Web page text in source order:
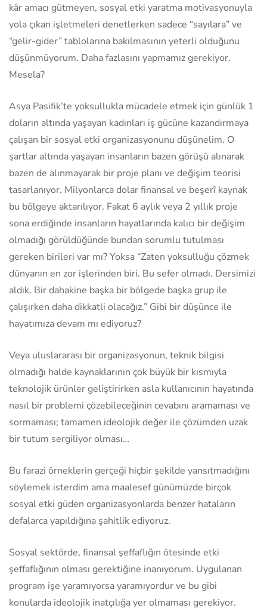
kâr amacı gütmeyen, sosyal etki yaratma motivasyonuyla
yola çıkan işletmeleri denetlerken sadece “sayılara” ve
“gelir-gider” tablolarına bakılmasının yeterli olduğunu
düşünmüyorum. Daha fazlasını yapmamız gerekiyor.
Mesela?
Asya Pasifik’te yoksullukla mücadele etmek için günlük 1
doların altında yaşayan kadınları iş gücüne kazandırmaya
çalışan bir sosyal etki organizasyonunu düşünelim. O
şartlar altında yaşayan insanların bazen görüşü alınarak
bazen de alınmayarak bir proje planı ve değişim teorisi
tasarlanıyor. Milyonlarca dolar finansal ve beşerî kaynak
bu bölgeye aktarılıyor. Fakat 6 aylık veya 2 yıllık proje
sona erdiğinde insanların hayatlarında kalıcı bir değişim
olmadığı görüldüğünde bundan sorumlu tutulması
gereken birileri var mı? Yoksa “Zaten yoksulluğu çözmek
dünyanın en zor işlerinden biri. Bu sefer olmadı. Dersimizi
aldık. Bir dahakine başka bir bölgede başka grup ile
çalışırken daha dikkatli olacağız.” Gibi bir düşünce ile
hayatımıza devam mı ediyoruz?
Veya uluslararası bir organizasyonun, teknik bilgisi
olmadığı halde kaynaklarının çok büyük bir kısmıyla
teknolojik ürünler geliştirirken asla kullanıcının hayatında
nasıl bir problemi çözebileceğinin cevabını aramaması ve
sormaması; tamamen ideolojik değer ile çözümden uzak
bir tutum sergiliyor olması…
Bu farazi örneklerin gerçeği hiçbir şekilde yansıtmadığını
söylemek isterdim ama maalesef günümüzde birçok
sosyal etki güden organizasyonlarda benzer hataların
defalarca yapıldığına şahitlik ediyoruz.
Sosyal sektörde, finansal şeffaflığın ötesinde etki
şeffaflığının olması gerektiğine inanıyorum. Uygulanan
program işe yaramıyorsa yaramıyordur ve bu gibi
konularda ideolojik inatçılığa yer olmaması gerekiyor.